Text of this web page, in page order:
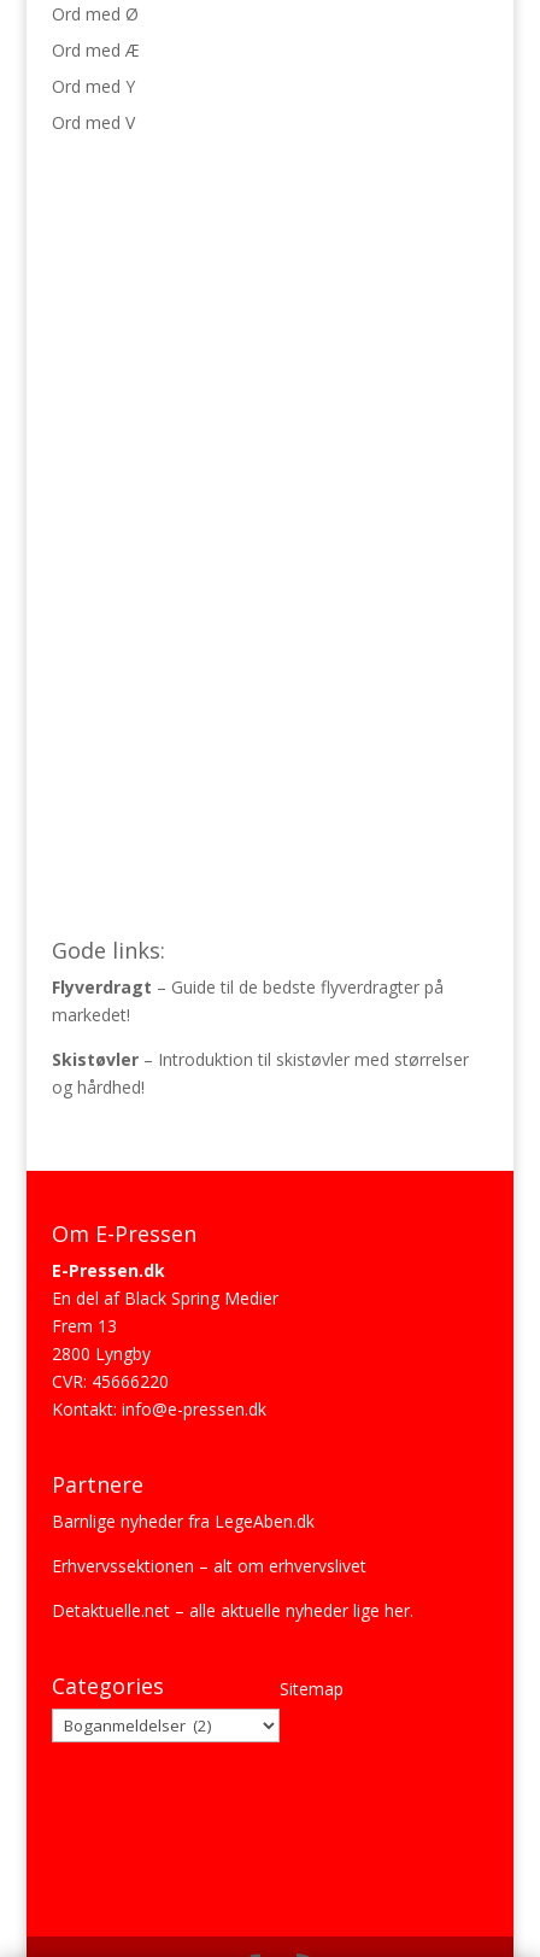
Ord med Ø
Ord med Æ
Ord med Y
Ord med V
Gode links:
Flyverdragt – Guide til de bedste flyverdragter på
markedet!
Skistøvler – Introduktion til skistøvler med størrelser
og hårdhed!
Om E-Pressen
E-Pressen.dk
En del af Black Spring Medier
Frem 13
2800 Lyngby
CVR: 45666220
Kontakt: info@e-pressen.dk
Partnere
Barnlige nyheder fra LegeAben.dk
Erhvervssektionen – alt om erhvervslivet
Detaktuelle.net– alle aktuelle nyheder lige her.
Categories
Categories
Sitemap